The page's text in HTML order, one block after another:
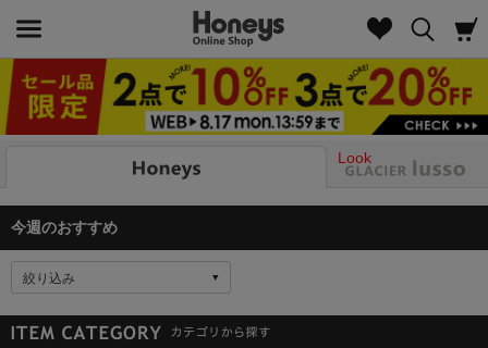
Look
今週のおすすめ
絞り込み